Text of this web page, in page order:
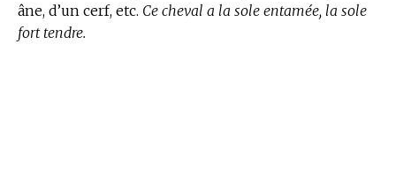
âne, d’un cerf, etc. Ce cheval a la sole entamée, la sole
fort tendre.